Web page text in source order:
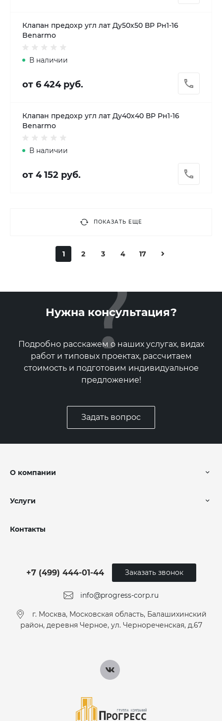
Клапан предохр угл лат Ду50х50 ВР Рн1-16
Benarmo
В наличии
от 6 424 руб.
Клапан предохр угл лат Ду40х40 ВР Рн1-16
Benarmo
В наличии
от 4 152 руб.
ПОКАЗАТЬ ЕЩЕ
1 2 3 4 17
Нужна консультация?
Подробно расскажем о наших услугах, видах
работ и типовых проектах, рассчитаем
стоимость и подготовим индивидуальное
предложение!
Задать вопрос
О компании
Услуги
Контакты
info@progress-corp.ru
+7 (499) 444-01-44
г. Москва, Московская область, Балашихинский
район, деревня Черное, ул. Чернореченская, д.67
Заказать звонок